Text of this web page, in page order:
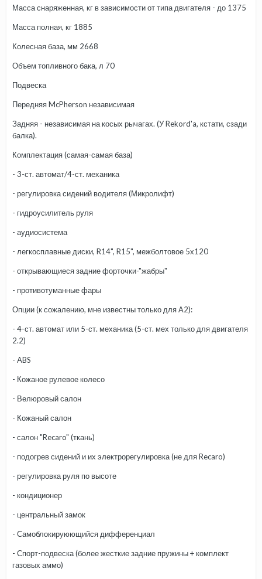
Масса снаряженная, кг в зависимости от типа двигателя - до 1375
Масса полная, кг 1885
Колесная база, мм 2668
Объем топливного бака, л 70
Подвеска
Передняя McPherson независимая
Задняя - независимая на косых рычагах. (У Rekord'a, кстати, сзади
балка).
Комплектация (самая-самая база)
- 3-ст. автомат/4-ст. механика
- регулировка сидений водителя (Микролифт)
- гидроусилитель руля
- аудиосистема
- легкосплавные диски, R14", R15", межболтовое 5х120
- открывающиеся задние форточки-"жабры"
- противотуманные фары
Опции (к сожалению, мне известны только для А2):
- 4-ст. автомат или 5-ст. механика (5-ст. мех только для двигателя
2.2)
- ABS
- Кожаное рулевое колесо
- Велюровый салон
- Кожаный салон
- салон "Recaro" (ткань)
- подогрев сидений и их электрорегулировка (не для Recaro)
- регулировка руля по высоте
- кондиционер
- центральный замок
- Самоблокируюющийся дифференциал
- Спорт-подвеска (более жесткие задние пружины + комплект
газовых аммо)